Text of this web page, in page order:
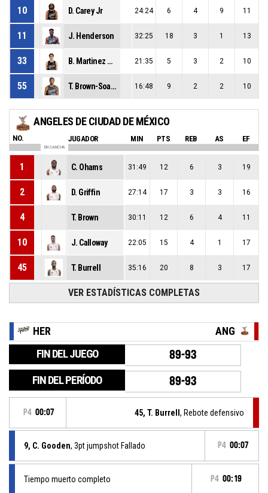
10 D. Carey Jr 24:24 6 4 9 11
11 J. Henderson 32:25 18 3 1 13
33 B. Martinez Campa 21:35 5 3 2 10
55 T. Brown-Soares 16:48 9 2 2 10
ANGELES DE CIUDAD DE MÉXICO
NO. JUGADOR MIN PTS REB AS EF
EN CANCHA
1 C. Ohams 31:49 12 6 3 19
2 D. Griffin 27:14 17 3 3 16
4 T. Brown 30:11 12 6 4 11
10 J. Calloway 22:05 15 4 1 17
45 T. Burrell 35:16 20 8 3 17
VER ESTADÍSTICAS COMPLETAS
HER ANG
FIN DEL JUEGO 89-93
FIN DEL PERÍODO 89-93
P4 00:07 45, T. Burrell, Rebote defensivo
9, C. Gooden, 3pt jumpshot Fallado P4 00:07
Tiempo muerto completo P4 00:19